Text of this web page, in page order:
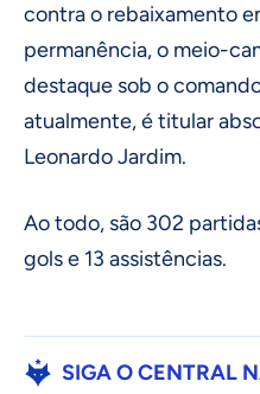
contra o rebaixamento
permanência, o meio-
destaque sob o
atualmente, é titular
Leonardo Jardim.
Ao todo, são 302
gols e 13 assistências.
SIGA O CENTRAL